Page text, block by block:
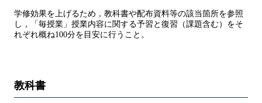
学修効果を上げるため，教科書や配布資料等の該当箇所を参照
し，「毎授業」授業内容に関する予習と復習（課題含む）をそ
れぞれ概ね100分を目安に行うこと。
教科書